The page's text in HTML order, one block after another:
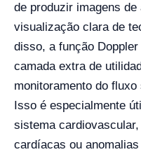
de produzir imagens
visualização clara de
disso, a função
camada extra de
monitoramento do
Isso é especialmente
sistema
cardíacas ou